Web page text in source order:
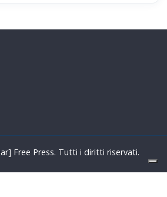
Free Press. Tutti i diritti riservati.